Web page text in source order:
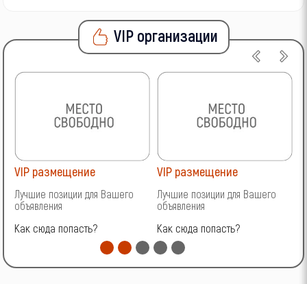
VIP организации
VIP размещение
Лучшие позиции для Вашего
объявления
Как сюда попасть?
VIP размещение
Лучшие позиции для Вашего
объявления
Как сюда попасть?